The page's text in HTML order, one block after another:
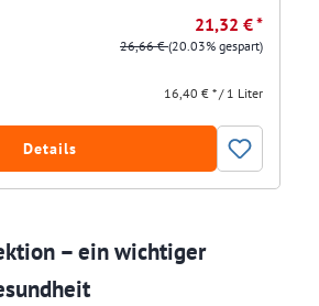
21,32 € *
26,66 €(20.03% gespart)
16,40 € * / 1 Liter
Details
– ein wichtiger